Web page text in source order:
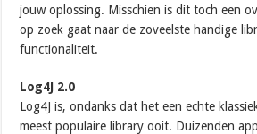
jouw oplossing. Misschien is dit toch een
op zoek gaat naar de zoveelste handige
functionaliteit.
Log4J 2.0
Log4J is, ondanks dat het een echte
meest populaire library ooit. Duizenden